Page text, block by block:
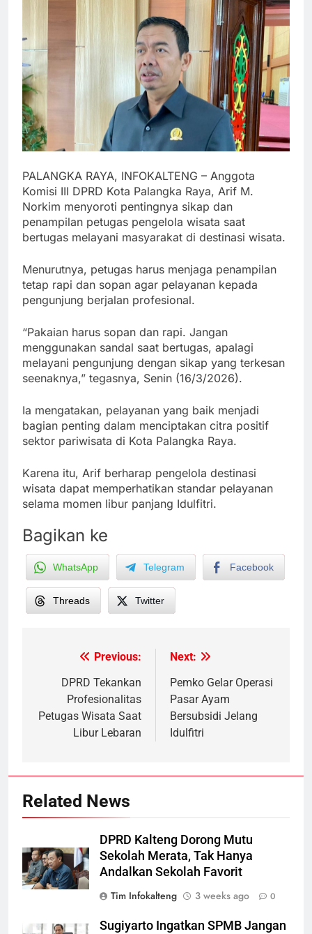
PALANGKA RAYA, INFOKALTENG – Anggota
Komisi III DPRD Kota Palangka Raya, Arif M.
Norkim menyoroti pentingnya sikap dan
penampilan petugas pengelola wisata saat
bertugas melayani masyarakat di destinasi wisata.
Menurutnya, petugas harus menjaga penampilan
tetap rapi dan sopan agar pelayanan kepada
pengunjung berjalan profesional.
“Pakaian harus sopan dan rapi. Jangan
menggunakan sandal saat bertugas, apalagi
melayani pengunjung dengan sikap yang terkesan
seenaknya,” tegasnya, Senin (16/3/2026).
Ia mengatakan, pelayanan yang baik menjadi
bagian penting dalam menciptakan citra positif
sektor pariwisata di Kota Palangka Raya.
Karena itu, Arif berharap pengelola destinasi
wisata dapat memperhatikan standar pelayanan
selama momen libur panjang Idulfitri.
Bagikan ke
WhatsApp Telegram Facebook
Threads Twitter
navigation
Previous:
DPRD Tekankan
Profesionalitas
Petugas Wisata Saat
Libur Lebaran
Next:
Pemko Gelar Operasi
Pasar Ayam
Bersubsidi Jelang
Idulfitri
Related News
DPRD Kalteng Dorong Mutu
Sekolah Merata, Tak Hanya
Andalkan Sekolah Favorit
Tim Infokalteng
3 weeks ago 0
Sugiyarto Ingatkan SPMB Jangan